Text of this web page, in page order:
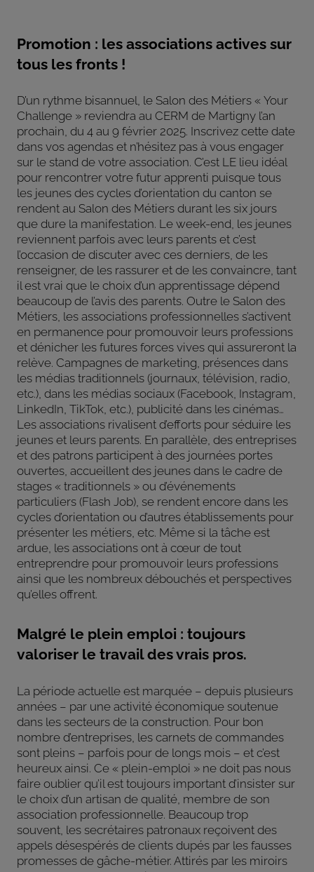
Promotion : les associations actives sur
tous les fronts !
D’un rythme bisannuel, le Salon des Métiers « Your
Challenge » reviendra au CERM de Martigny l’an
prochain, du 4 au 9 février 2025. Inscrivez cette date
dans vos agendas et n’hésitez pas à vous engager
sur le stand de votre association. C’est LE lieu idéal
pour rencontrer votre futur apprenti puisque tous
les jeunes des cycles d’orientation du canton se
rendent au Salon des Métiers durant les six jours
que dure la manifestation. Le week-end, les jeunes
reviennent parfois avec leurs parents et c’est
l’occasion de discuter avec ces derniers, de les
renseigner, de les rassurer et de les convaincre, tant
il est vrai que le choix d’un apprentissage dépend
beaucoup de l’avis des parents. Outre le Salon des
Métiers, les associations professionnelles s’activent
en permanence pour promouvoir leurs professions
et dénicher les futures forces vives qui assureront la
relève. Campagnes de marketing, présences dans
les médias traditionnels (journaux, télévision, radio,
etc.), dans les médias sociaux (Facebook, Instagram,
LinkedIn, TikTok, etc.), publicité dans les cinémas…
Les associations rivalisent d’efforts pour séduire les
jeunes et leurs parents. En parallèle, des entreprises
et des patrons participent à des journées portes
ouvertes, accueillent des jeunes dans le cadre de
stages « traditionnels » ou d’événements
particuliers (Flash Job), se rendent encore dans les
cycles d’orientation ou d’autres établissements pour
présenter les métiers, etc. Même si la tâche est
ardue, les associations ont à cœur de tout
entreprendre pour promouvoir leurs professions
ainsi que les nombreux débouchés et perspectives
qu’elles offrent.
Malgré le plein emploi : toujours
valoriser le travail des vrais pros.
La période actuelle est marquée – depuis plusieurs
années – par une activité économique soutenue
dans les secteurs de la construction. Pour bon
nombre d’entreprises, les carnets de commandes
sont pleins – parfois pour de longs mois – et c’est
heureux ainsi. Ce « plein-emploi » ne doit pas nous
faire oublier qu’il est toujours important d’insister sur
le choix d’un artisan de qualité, membre de son
association professionnelle. Beaucoup trop
souvent, les secrétaires patronaux reçoivent des
appels désespérés de clients dupés par les fausses
promesses de gâche-métier. Attirés par les miroirs